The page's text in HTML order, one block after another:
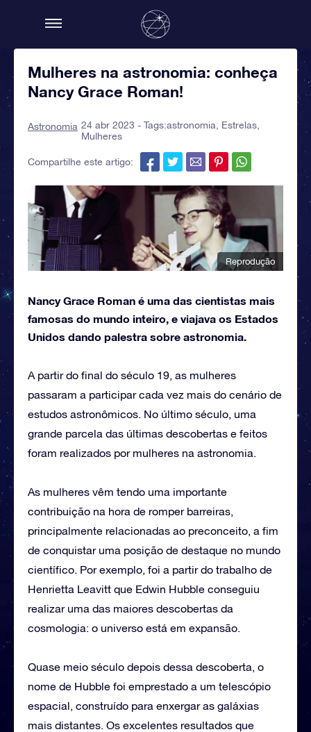
Mulheres na astronomia: conheça
Nancy Grace Roman!
Astronomia 24 abr 2023 - Tags:astronomia Estrelas
Mulheres
Compartilhe este artigo:
Reprodução
Nancy Grace Roman é uma das cientistas mais
famosas do mundo inteiro, e viajava os Estados
Unidos dando palestra sobre astronomia.
A partir do final do século 19, as mulheres
passaram a participar cada vez mais do cenário de
estudos astronômicos. No último século, uma
grande parcela das últimas descobertas e feitos
foram realizados por mulheres na astronomia.
As mulheres vêm tendo uma importante
contribuição na hora de romper barreiras,
principalmente relacionadas ao preconceito, a fim
de conquistar uma posição de destaque no mundo
científico. Por exemplo, foi a partir do trabalho de
Henrietta Leavitt que Edwin Hubble conseguiu
realizar uma das maiores descobertas da
cosmologia: o universo está em expansão.
Quase meio século depois dessa descoberta, o
nome de Hubble foi emprestado a um telescópio
espacial, construído para enxergar as galáxias
mais distantes. Os excelentes resultados que